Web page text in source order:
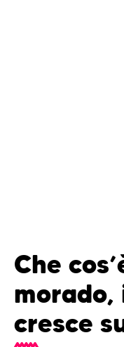
Che
morado,
cresce